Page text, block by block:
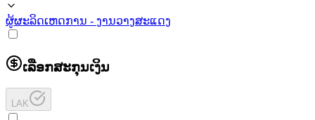
ຜູ້ຜະລິດເຫດການ - ງານວາງສະແດງ
ເລືອກສະກຸນເງິນ
LAK